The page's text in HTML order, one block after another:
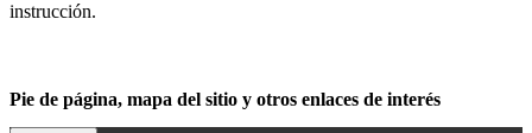
instrucción.
Pie de página, mapa del sitio y otros enlaces de interés